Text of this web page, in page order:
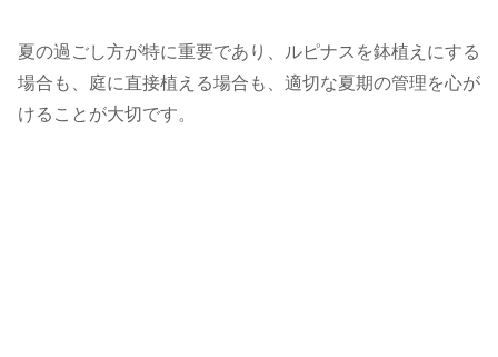
夏の過ごし方が特に重要であり、ルピナスを鉢植えにする
場合も、庭に直接植える場合も、適切な夏期の管理を心が
けることが大切です。